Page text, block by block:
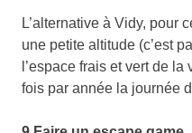
L’alternative à Vidy, pour
une petite altitude (c’est
l’espace frais et vert de
fois par année la journée